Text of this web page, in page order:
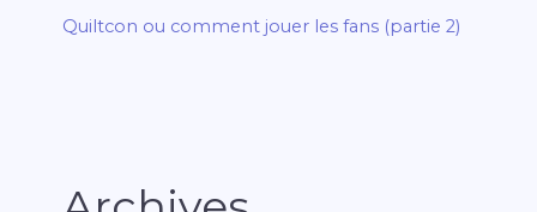
Quiltcon ou comment jouer les fans (partie 2)